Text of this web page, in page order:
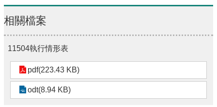
相關檔案
11504執行情形表
pdf(223.43 KB)
odt(8.94 KB)